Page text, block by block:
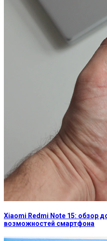
Xiaomi Redmi Note 15: обзор
возможностей смартфона